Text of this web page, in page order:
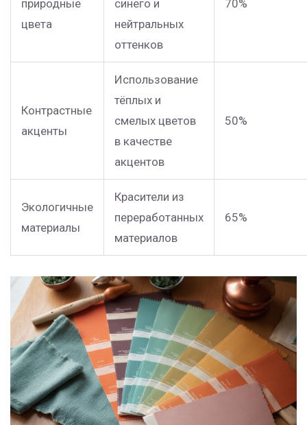
природные
цвета
синего и
нейтральных
оттенков
70%
Контрастные
акценты
Использование
тёплых и
смелых цветов
в качестве
акцентов
50%
Экологичные
материалы
Красители из
переработанных
материалов
65%